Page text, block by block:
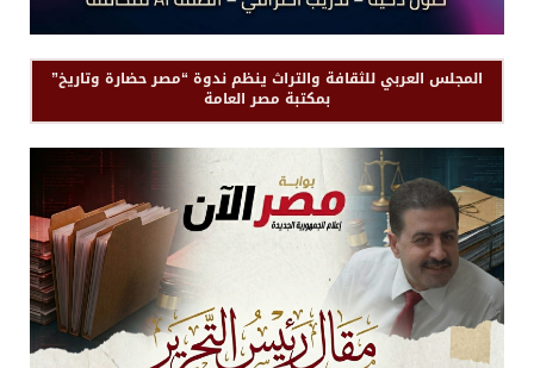
المجلس العربي للثقافة والتراث ينظم ندوة “مصر حضارة وتاريخ”
بمكتبة مصر العامة